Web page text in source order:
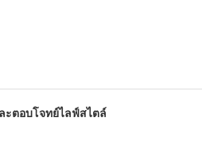
ะตอบโจทย์ไลฟ์สไตล์